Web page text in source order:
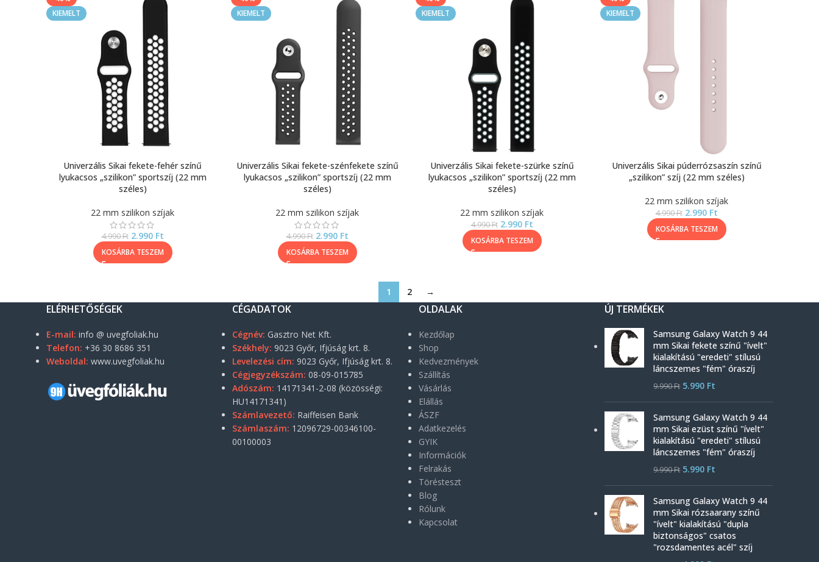
KIEMELT
Univerzális Sikai fekete-fehér színű
lyukacsos „szilikon” sportszíj (22 mm
széles)
22 mm szilikon szíjak
4.990Ft 2.990 Ft
KOSÁRBA TESZEM
KIEMELT
Univerzális Sikai fekete-szénfekete színű
lyukacsos „szilikon” sportszíj (22 mm
széles)
22 mm szilikon szíjak
4.990Ft 2.990 Ft
KOSÁRBA TESZEM
KIEMELT
Univerzális Sikai fekete-szürke színű
lyukacsos „szilikon” sportszíj (22 mm
széles)
22 mm szilikon szíjak
4.990Ft 2.990 Ft
KOSÁRBA TESZEM
KIEMELT
Univerzális Sikai púderrózsaszín színű
„szilikon” szíj (22 mm széles)
22 mm szilikon szíjak
4.990Ft 2.990 Ft
KOSÁRBA TESZEM
1 2 →
ELÉRHETŐSÉGEK
E-mail: info @ uvegfoliak.hu
Telefon: +36 30 8686 351
Weboldal: www.uvegfoliak.hu
CÉGADATOK
Cégnév: Gasztro Net Kft.
Székhely: 9023 Győr, Ifjúság krt. 8.
Levelezési cím: 9023 Győr, Ifjúság krt. 8.
Cégjegyzékszám: 08-09-015785
Adószám: 14171341-2-08 (közösségi:
HU14171341)
Számlavezető: Raiffeisen Bank
Számlaszám: 12096729-00346100-
00100003
OLDALAK
Kezdőlap
Shop
Kedvezmények
Szállítás
Vásárlás
Elállás
ÁSZF
Adatkezelés
GYIK
Információk
Felrakás
Törésteszt
Blog
Rólunk
Kapcsolat
ÚJ TERMÉKEK
Samsung Galaxy Watch 9 44
mm Sikai fekete színű "ívelt"
kialakítású "eredeti" stílusú
láncszemes "fém" óraszíj
9.990Ft 5.990 Ft
Samsung Galaxy Watch 9 44
mm Sikai ezüst színű "ívelt"
kialakítású "eredeti" stílusú
láncszemes "fém" óraszíj
9.990Ft 5.990 Ft
Samsung Galaxy Watch 9 44
mm Sikai rózsaarany színű
"ívelt" kialakítású "dupla
biztonságos" csatos
"rozsdamentes acél" szíj